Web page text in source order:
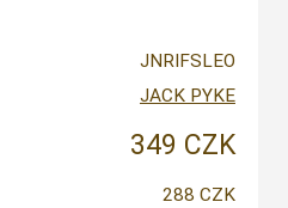
JNRIFSLEO
JACK PYKE
349 CZK
288 CZK